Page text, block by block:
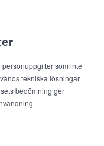
som inte
tekniska lösningar
bedömning ger